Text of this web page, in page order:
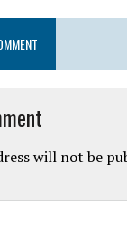
will not be